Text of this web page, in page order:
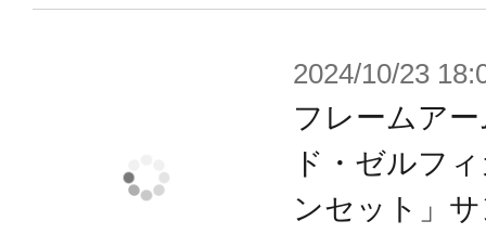
2024/10/23
フレームア
ド・ゼルフ
ンセット」